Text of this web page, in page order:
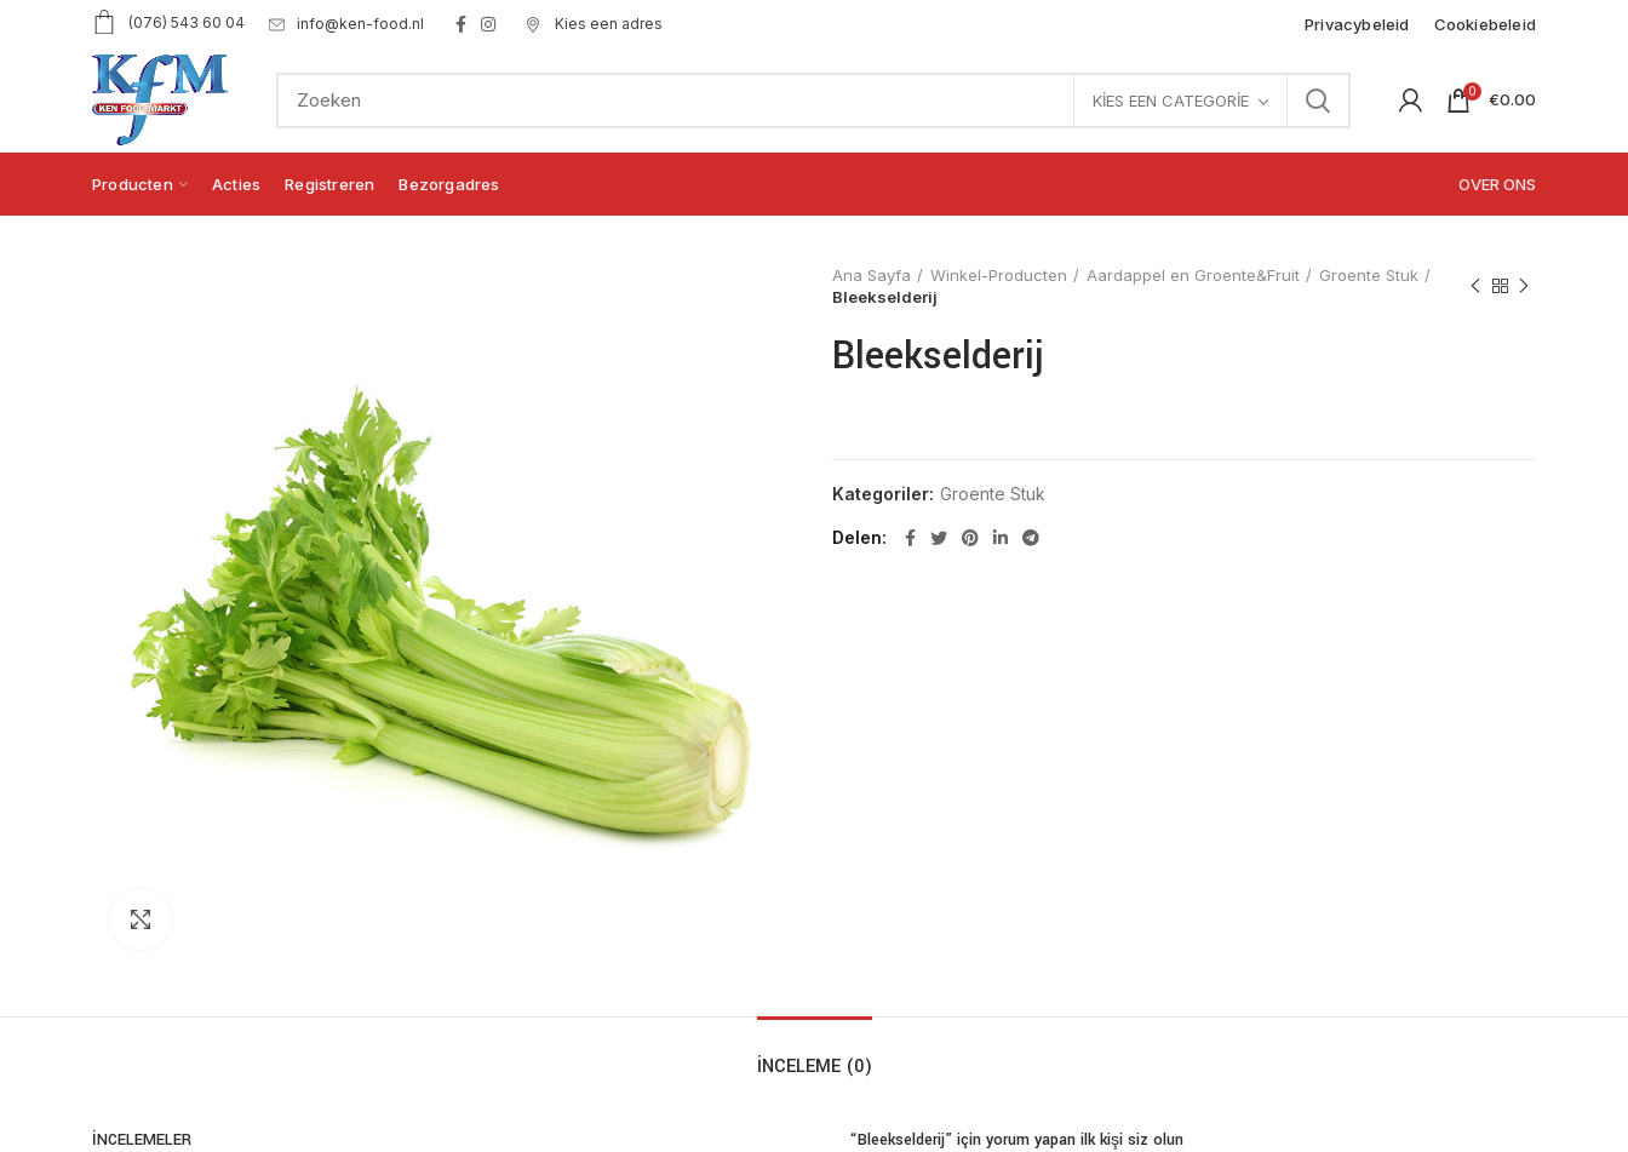
(076) 543 60 04 info@ken-food.nl Kies een adres Privacybeleid Cookiebeleid
KIES EEN CATEGORIE 0 €0.00
Producten Acties Registreren Bezorgadres OVER ONS
Ana Sayfa Winkel-Producten Aardappel en Groente&Fruit
Groente Stuk
Bleekselderij
Bleekselderij
Kategoriler: Groente Stuk
Delen
İNCELEME (0)
İNCELEMELER “Bleekselderij” için yorum yapan ilk kişi siz olun